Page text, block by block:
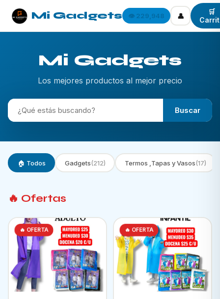
Mi Gadgets 👁️ 229,948 👤
🛒
Mi Gadgets
Los mejores productos al mejor precio
Buscar
🏠 Todos Gadgets(212) Termos ,Tapas y Vasos(17)
🔥 Ofertas
🔥 OFERTA 🔥 OFERTA